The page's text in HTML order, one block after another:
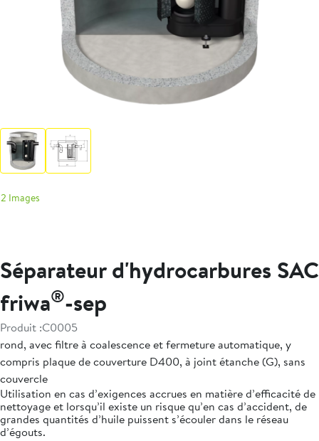
2 Images
Séparateur d'hydrocarbures SAC
friwa®-sep
Produit :C0005
rond, avec filtre à coalescence et fermeture automatique, y
compris plaque de couverture D400, à joint étanche (G), sans
couvercle
Utilisation en cas d’exigences accrues en matière d’efficacité de
nettoyage et lorsqu’il existe un risque qu’en cas d’accident, de
grandes quantités d’huile puissent s’écouler dans le réseau
d’égouts.